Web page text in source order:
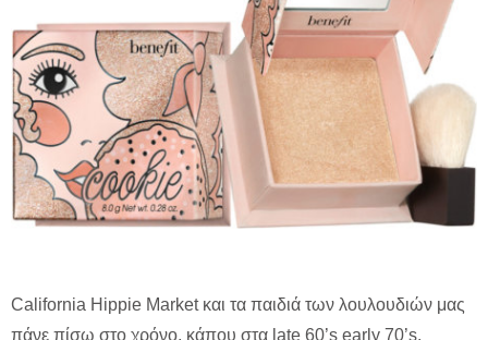
California Hippie Market και τα παιδιά των λουλουδιών μας
πάνε πίσω στο χρόνο, κάπου στα late 60’s early 70’s.